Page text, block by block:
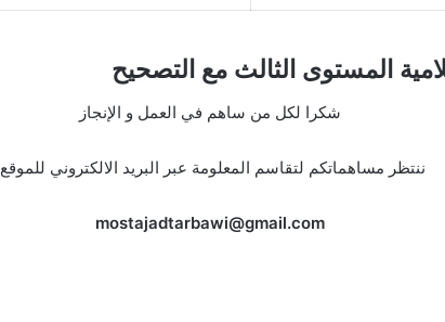
المستوى الثالث مع التصحيح
شكرا لكل من ساهم في العمل و الإنجاز
ننتظر مساهماتكم لتقاسم المعلومة عبر البريد الالكتروني للموقع
mostajadtarbawi@gmail.com